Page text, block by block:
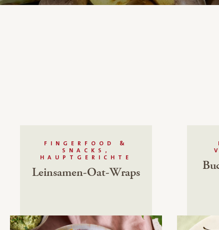
FINGERFOOD &
SNACKS,
HAUPTGERICHTE
Leinsamen-Oat-Wraps